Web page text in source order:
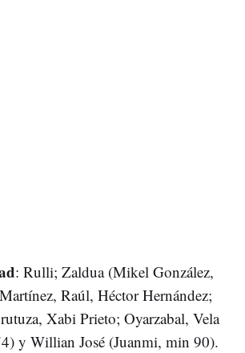
: Rulli; Zaldua (Mikel González,
Raúl, Héctor Hernández;
Xabi Prieto; Oyarzabal, Vela
y Willian José (Juanmi, min 90).